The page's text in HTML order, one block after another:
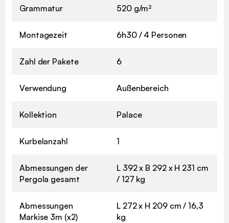
Grammatur 520 g/m²
Montagezeit 6h30 / 4 Personen
Zahl der Pakete 6
Verwendung Außenbereich
Kollektion Palace
Kurbelanzahl 1
Abmessungen der
Pergola gesamt
L 392 x B 292 x H 231 cm
/ 127 kg
Abmessungen
Markise 3m (x2)
L 272 x H 209 cm / 16,3
kg